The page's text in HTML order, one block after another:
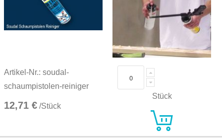
Artikel-Nr.: soudal-
schaumpistolen-reiniger
12,71 € /Stück
Stück